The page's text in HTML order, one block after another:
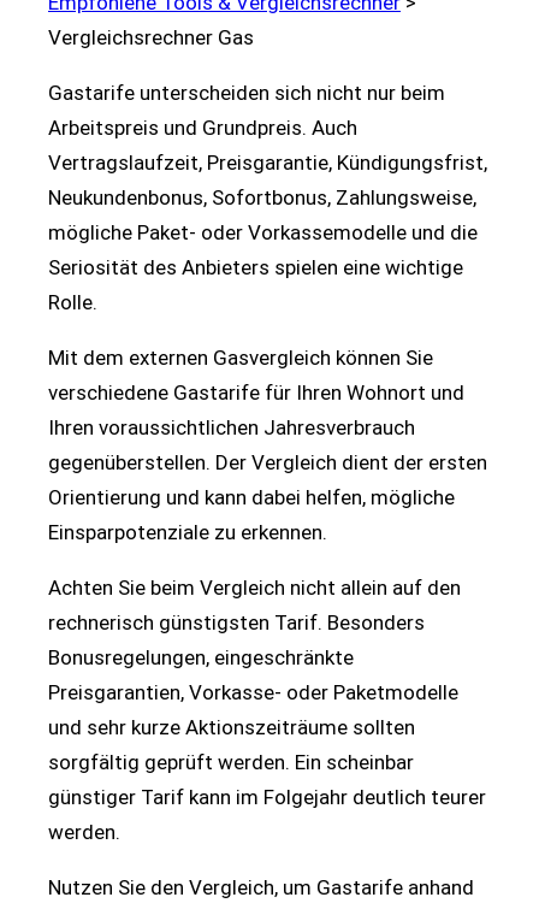
Vergleichsrechner Gas
Gastarife unterscheiden sich nicht nur beim
Arbeitspreis und Grundpreis. Auch
Vertragslaufzeit, Preisgarantie, Kündigungsfrist,
Neukundenbonus, Sofortbonus, Zahlungsweise,
mögliche Paket- oder Vorkassemodelle und die
Seriosität des Anbieters spielen eine wichtige
Rolle.
Mit dem externen Gasvergleich können Sie
verschiedene Gastarife für Ihren Wohnort und
Ihren voraussichtlichen Jahresverbrauch
gegenüberstellen. Der Vergleich dient der ersten
Orientierung und kann dabei helfen, mögliche
Einsparpotenziale zu erkennen.
Achten Sie beim Vergleich nicht allein auf den
rechnerisch günstigsten Tarif. Besonders
Bonusregelungen, eingeschränkte
Preisgarantien, Vorkasse- oder Paketmodelle
und sehr kurze Aktionszeiträume sollten
sorgfältig geprüft werden. Ein scheinbar
günstiger Tarif kann im Folgejahr deutlich teurer
werden.
Nutzen Sie den Vergleich, um Gastarife anhand